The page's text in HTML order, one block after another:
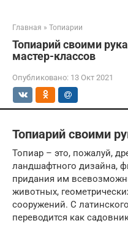
Главная » Топиарии
Топиарий своими
мастер-классов
Опубликовано: 13 Окт 2021
Топиарий своими
Топиар – это, пожалуй,
ландшафтного дизайна,
придания им
животных,
сооружений. С
переводится как